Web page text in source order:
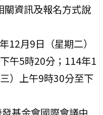
關資訊及報名方式說
12月9日（星期二）
午5時20分；114年1
）上午9時30分至下